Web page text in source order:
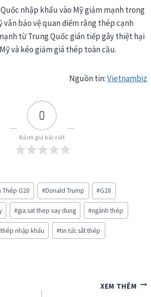
nhập khẩu vào Mỹ giảm mạnh trong
vẫn bảo vệ quan điểm rằng thép cạnh
từ Trung Quốc gián tiếp gây thiệt hại
và kéo giảm giá thép toàn cầu.
Nguồn tin:Vietnambiz
0
Đánh giá bài viết
Thép G20 #Donald Trump #G20
#gia sat thep xay dung #ngành thép
thép nhập khẩu #tin tức sắt thép